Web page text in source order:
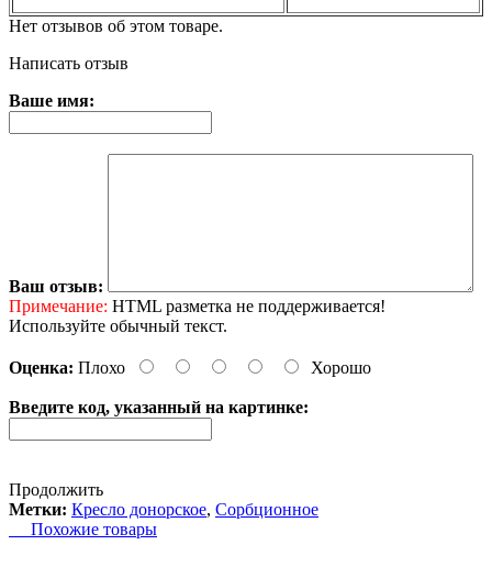
Нет отзывов об этом товаре.
Написать отзыв
Ваше имя:
Ваш отзыв:
Примечание: HTML разметка не поддерживается!
Используйте обычный текст.
Оценка: Плохо Хорошо
Введите код, указанный на картинке:
Продолжить
Метки: Кресло донорское, Сорбционное
Похожие товары